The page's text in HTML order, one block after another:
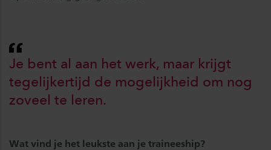
Je bent al aan het werk, maar krijgt
tegelijkertijd de mogelijkheid om nog
zoveel te leren.
Wat vind je het leukste aan je traineeship?